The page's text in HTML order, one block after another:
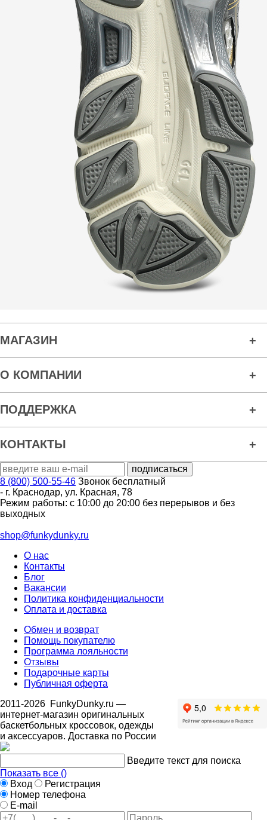
МАГАЗИН
О КОМПАНИИ
ПОДДЕРЖКА
КОНТАКТЫ
8 (800) 500-55-46 Звонок бесплатный
- г. Краснодар, ул. Красная, 78
Режим работы: с 10:00 до 20:00 без перерывов и без
выходных
shop@funkydunky.ru
О нас
Контакты
Блог
Вакансии
Политика конфиденциальности
Оплата и доставка
Обмен и возврат
Помощь покупателю
Программа лояльности
Отзывы
Подарочные карты
Публичная оферта
2011-2026 FunkyDunky.ru —
интернет-магазин оригинальных
баскетбольных кроссовок, одежды
и аксессуаров. Доставка по России
Введите текст для поиска
Показать все ()
Вход
Регистрация
Номер телефона
E-mail